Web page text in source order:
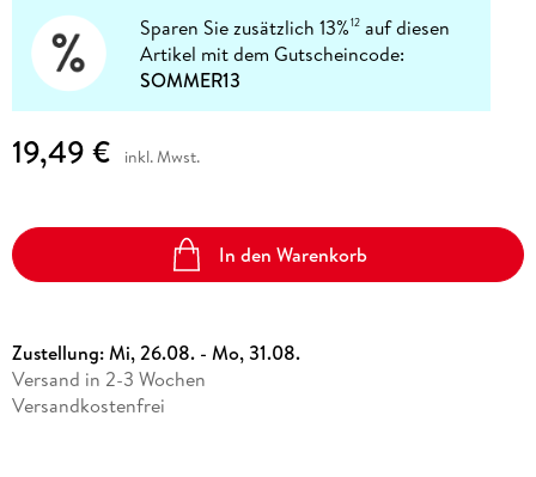
Sparen Sie zusätzlich 13%12 auf diesen
Artikel mit dem Gutscheincode:
SOMMER13
19,49 € inkl. Mwst.
In den Warenkorb
Zustellung:Mi, 26.08. - Mo, 31.08.
Versand in 2-3 Wochen
Versandkostenfrei